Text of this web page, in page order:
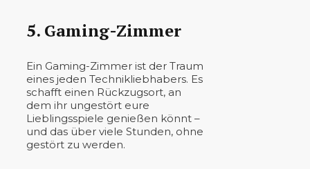
5. Gaming-Zimmer
Ein Gaming-Zimmer ist der Traum
eines jeden Technikliebhabers. Es
schafft einen Rückzugsort, an
dem ihr ungestört eure
Lieblingsspiele genießen könnt –
und das über viele Stunden, ohne
gestört zu werden.